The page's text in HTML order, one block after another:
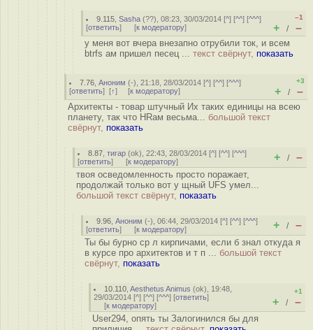
9.115 ,Sasha (??), 08:23, 30/03/2014 [^] [^^] [^^^]
[ответить] [к модератору]
–1
+ / –
у меня вот вчера внезапно отрубили ток, и всем
btrfs ам пришел песец ... текст свёрнут, показать
7.76 ,Аноним (-), 21:18, 28/03/2014 [^] [^^] [^^^]
[ответить] [↑] [к модератору]
+3
+ / –
Архитекты - товар штучный Их таких единицы на всею
планету, так что HRам весьма... большой текст
свёрнут, показать
8.87 ,тигар (ok), 22:43, 28/03/2014 [^] [^^] [^^^]
[ответить] [к модератору] + / –
твоя осведомленность просто поражает,
продолжай только вот у щный UFS умел...
большой текст свёрнут, показать
9.96 ,Аноним (-), 06:44, 29/03/2014 [^] [^^] [^^^]
[ответить] [к модератору] + / –
Ты бы бурно ср л кирпичами, если б знал откуда я
в курсе про архитектов и т п ... большой текст
свёрнут, показать
10.110 ,Aesthetus Animus (ok), 19:48,
29/03/2014 [^] [^^] [^^^] [ответить]
[к модератору]
+1
+ / –
User294, опять ты Залогинился бы для